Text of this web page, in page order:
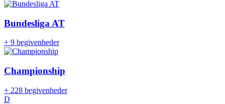
Bundesliga AT
+ 9 begivenheder
Championship
+ 228 begivenheder
D